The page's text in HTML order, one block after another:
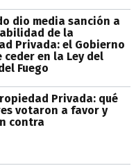
dio media sanción a
de la
Privada: el Gobierno
ceder en la Ley del
Fuego
Privada: qué
votaron a favor y
contra